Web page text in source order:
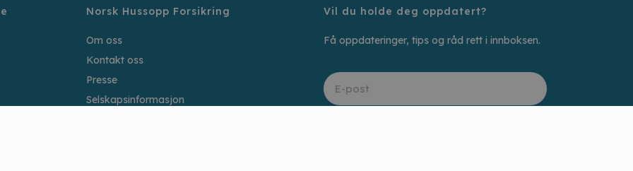
Norsk Hussopp Forsikring
Om oss
Kontakt oss
Presse
Selskapsinformasjon
Vil du holde deg oppdatert?
Få oppdateringer, tips og råd rett i innboksen.